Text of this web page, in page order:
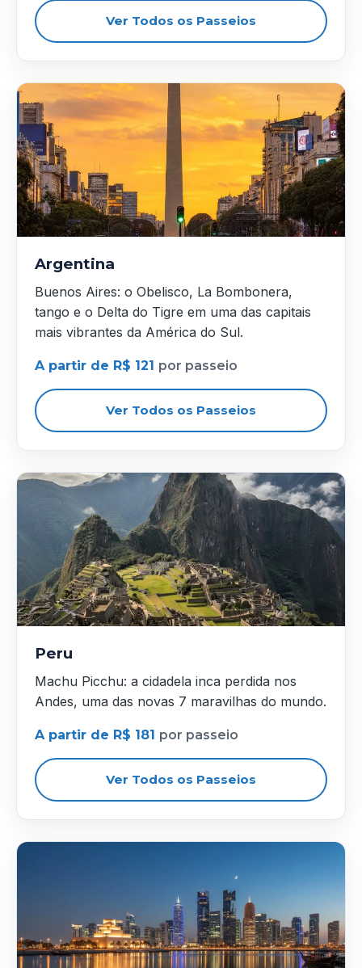
Ver Todos os Passeios
Argentina
Buenos Aires: o Obelisco, La Bombonera,
tango e o Delta do Tigre em uma das capitais
mais vibrantes da América do Sul.
A partir de R$ 121 por passeio
Ver Todos os Passeios
Peru
Machu Picchu: a cidadela inca perdida nos
Andes, uma das novas 7 maravilhas do mundo.
A partir de R$ 181 por passeio
Ver Todos os Passeios